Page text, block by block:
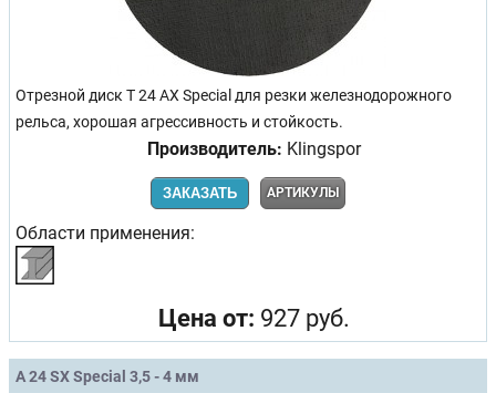
Отрезной диск T 24 AX Special для резки железнодорожного
рельса, хорошая агрессивность и стойкость.
Производитель: Klingspor
ЗАКАЗАТЬ АРТИКУЛЫ
Области применения:
Цена от: 927 руб.
A 24 SX Special 3,5 - 4 мм